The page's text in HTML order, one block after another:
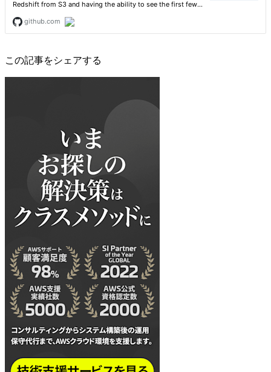
この記事をシェアする